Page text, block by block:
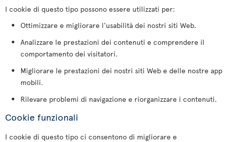
I cookie di questo tipo possono essere utilizzati per:
Ottimizzare e migliorare l'usabilità dei nostri siti Web.
Analizzare le prestazioni dei contenuti e comprendere il
comportamento dei visitatori.
Migliorare le prestazioni dei nostri siti Web e delle nostre app
mobili.
Rilevare problemi di navigazione e riorganizzare i contenuti.
Cookie funzionali
I cookie di questo tipo ci consentono di migliorare e